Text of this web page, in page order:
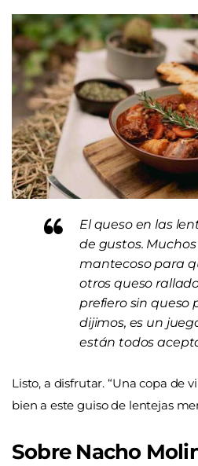
El queso en las
de gustos.
mantecoso para
otros queso
prefiero sin queso
dijimos, es un
están todos
Listo, a disfrutar. “Una copa de
bien a este guiso de lentejas
Sobre Nacho